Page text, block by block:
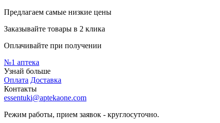
Предлагаем самые низкие цены
Заказывайте товары в 2 клика
Оплачивайте при получении
№1 аптека
Узнай больше
Оплата Доставка
Контакты
essentuki@aptekaone.com
Режим работы, прием заявок - круглосуточно.